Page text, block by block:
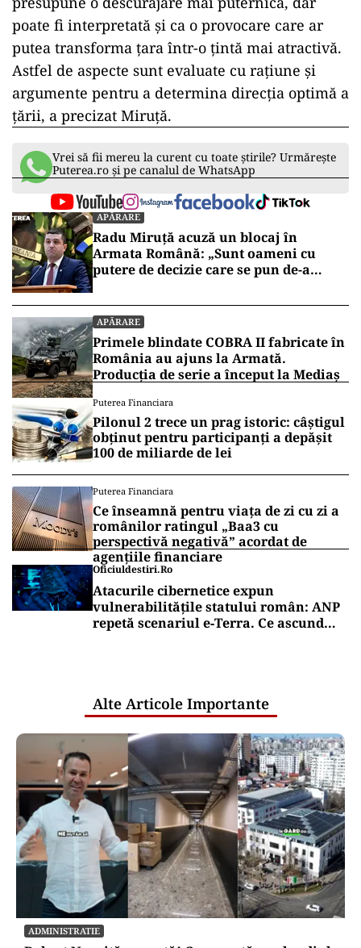
poate fi interpretată și ca o provocare care ar
putea transforma țara într-o țintă mai atractivă.
Astfel de aspecte sunt evaluate cu rațiune și
argumente pentru a determina direcția optimă a
țării, a precizat Miruță.
Vrei să fii mereu la curent cu toate știrile? Urmărește
Puterea.ro și pe canalul de WhatsApp
APĂRARE
Radu Miruță acuză un blocaj în
Armata Română: „Sunt oameni cu
putere de decizie care se pun de-a
APĂRARE
Primele blindate COBRA II fabricate în
România au ajuns la Armată.
Producția de serie a început la Mediaș
Puterea Financiara
Pilonul 2 trece un prag istoric: câștigul
obținut pentru participanți a depășit
100 de miliarde de lei
Puterea Financiara
Ce înseamnă pentru viața de zi cu zi a
românilor ratingul „Baa3 cu
perspectivă negativă” acordat de
agențiile financiare
Oficiuldestiri.ro
Atacurile cibernetice expun
vulnerabilitățile statului român: ANP
repetă scenariul e‑Terra. Ce ascund
Alte Articole Importante
ADMINISTRATIE